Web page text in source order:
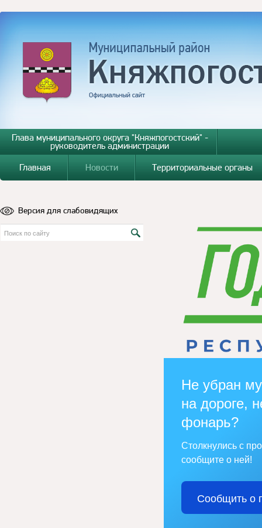
Глава муниципального округа "Княжпогостский" -
руководитель администрации
Главная
Новости Территориальные органы
Версия для слабовидящих
Не убран
на дороге,
фонарь?
Столкнулись с
сообщите о ней!
Сообщить о